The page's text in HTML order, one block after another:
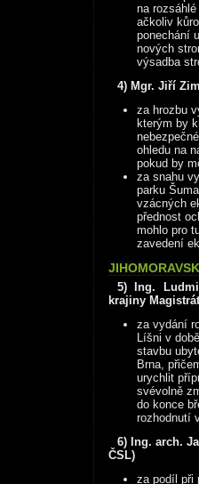
na
ačkoliv
ponechání
nových
výsadba
4) Mgr. Jiří
za hrozbu
kterým by
ohledu na
pokud by
za snahu
parku
vzácných
přednost
mohlo pro
zavedení
5) Ing.
krajiny
za vydání
Líšni v
stavbu
Brna,
urychlit
svévolně
do konce
rozhodnutí
6) Ing. arch.
ČSL)
za podíl při